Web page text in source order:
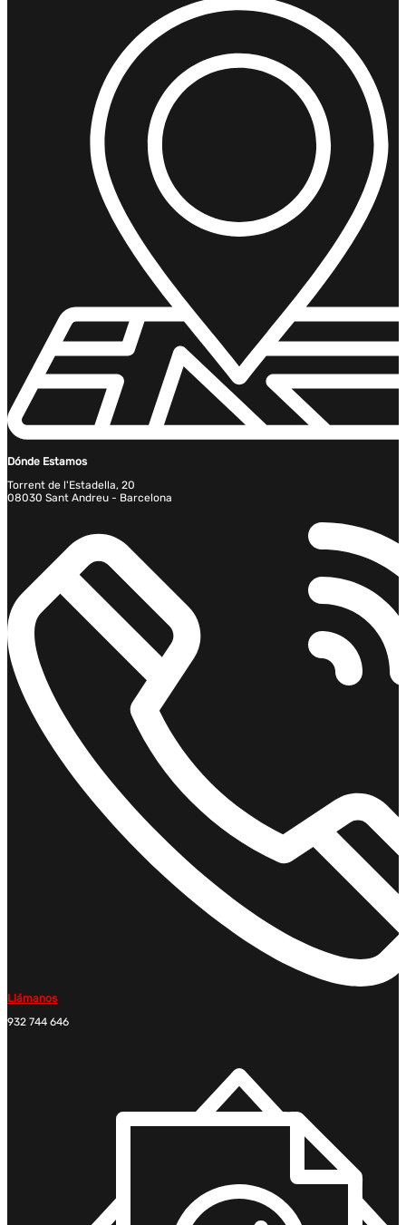
Dónde Estamos
Torrent de l'Estadella, 20
08030 Sant Andreu - Barcelona
Llámanos
932 744 646